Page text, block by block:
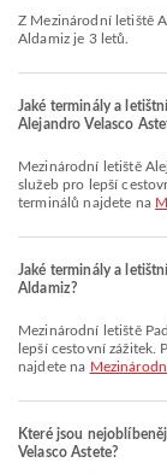
Z Mezinárodní letiště Alejandro Velasco Astete do Mezinárodní letiště Padre
Aldamiz je 3 letů.
Jaké terminály a
Alejandro Velasco
Mezinárodní letiště Alejandro Velasco Astete nabízí Taxi a mnoho dalších
služeb pro lepší
terminálů najdete na
Jaké terminály a
Aldamiz?
Mezinárodní letiště Padre Aldamiz nabízí Taxi a mnoho dalších služeb pro
lepší cestovní zážitek.
najdete na
Které jsou
Velasco Astete?